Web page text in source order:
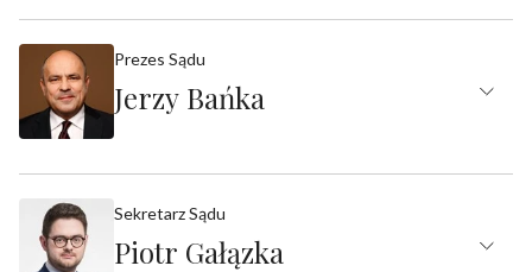
Prezes Sądu
Jerzy Bańka
Sekretarz Sądu
Piotr Gałązka